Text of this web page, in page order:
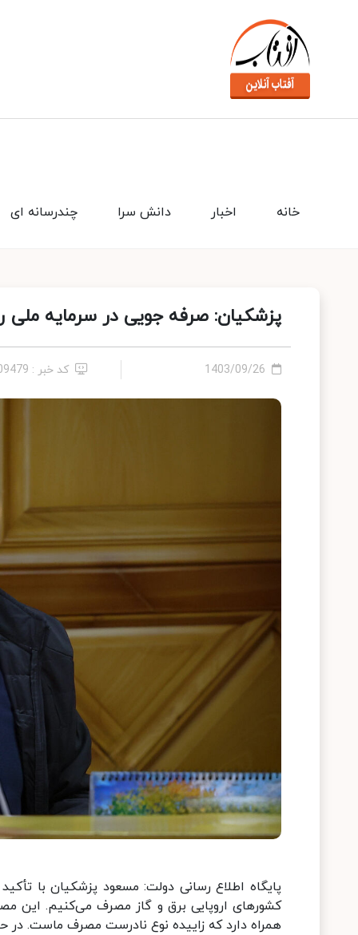
چندرسانه ای دانش سرا اخبار خانه
پزشکیان: صرفه جویی در سرمایه ملی
1403/09/26 کد خبر : 2409479
کشورهای اروپایی برق و گاز مصرف می‌کنیم. این
همراه دارد که زاییده نوع نادرست مصرف ماست. در